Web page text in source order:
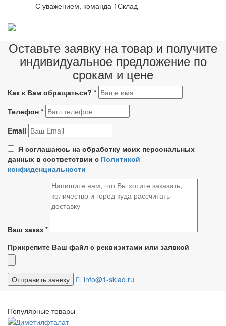
С уважением, команда 1Склад
Оставьте заявку на товар и получите
индивидуальное предложение по
срокам и цене
Как к Вам обращаться? *
Телефон *
Email
Я соглашаюсь на обработку моих персональных
данных в соответствии с Политикой
конфиденциальности
Ваш заказ *
Прикрепите Ваш файл с реквизитами или заявкой
info@1-sklad.ru
Популярные товары